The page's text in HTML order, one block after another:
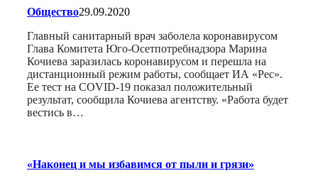
Общество29.09.2020
Главный санитарный врач заболела коронавирусом
Глава Комитета Юго-Осетпотребнадзора Марина
Кочиева заразилась коронавирусом и перешла на
дистанционный режим работы, сообщает ИА «Рес».
Ее тест на COVID-19 показал положительный
результат, сообщила Кочиева агентству. «Работа будет
вестись в…
«Наконец и мы избавимся от пыли и грязи»